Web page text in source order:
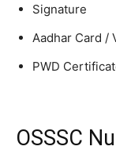
Signature
Aadhar Card /
PWD
OSSSC